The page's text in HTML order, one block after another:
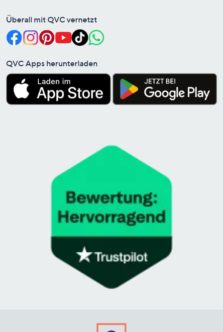
Überall mit QVC vernetzt
QVC Apps herunterladen